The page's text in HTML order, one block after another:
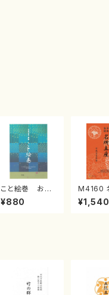
こと絵巻 お江
戸日本橋
¥880
M4160
産《箏曲
（箏/宮城
¥1,540